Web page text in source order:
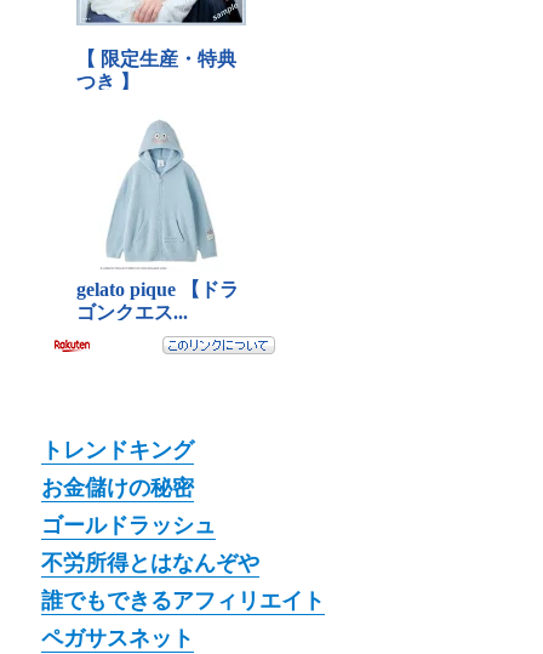
トレンドキング
お金儲けの秘密
ゴールドラッシュ
不労所得とはなんぞや
誰でもできるアフィリエイト
ペガサスネット